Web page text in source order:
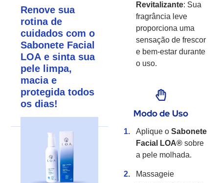
Renove sua
rotina de
cuidados com o
Sabonete Facial
LOA e sinta sua
pele limpa,
macia e
protegida todos
os dias!
Revitalizante: Sua
fragrância leve
proporciona uma
sensação de frescor
e bem-estar durante
o uso.
Modo de Uso
Aplique oSabonete
Facial LOA® sobre
a pele molhada.
Massageie